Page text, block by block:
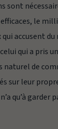
le
accusent
qui a pris
de
leur
qu’à